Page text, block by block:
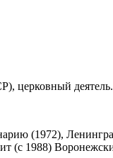
церковный деятель.
(1972),
(с 1988)